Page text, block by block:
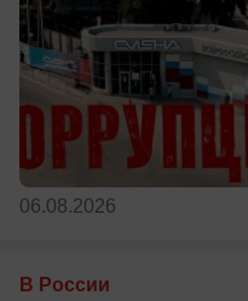
06.08.2026
В России